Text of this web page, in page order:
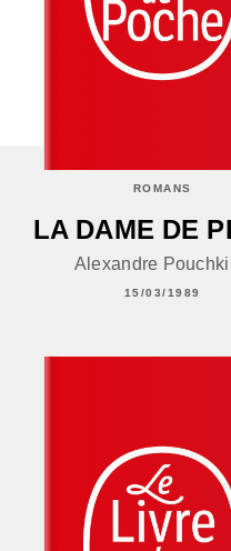
ROMANS
LA DAME DE
Alexandre
15/03/1989